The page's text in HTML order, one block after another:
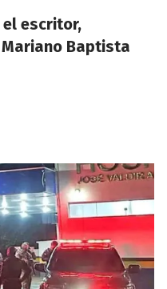
escritor,
Baptista